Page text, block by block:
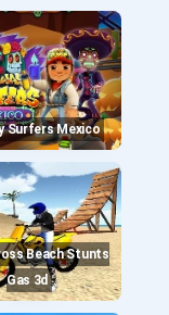
Surfers Mexico
Gas 3d